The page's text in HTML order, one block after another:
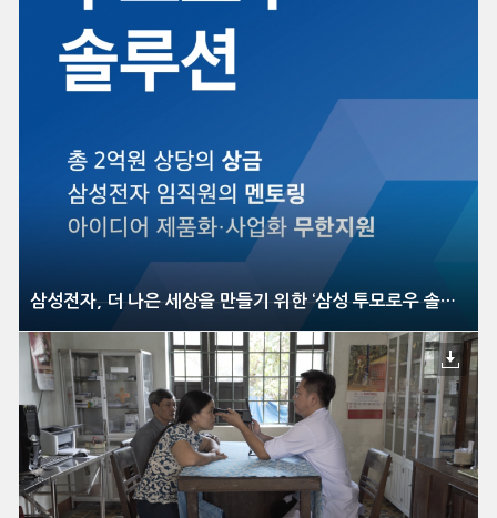
삼성전자, 더 나은 세상을 만들기 위한 ‘삼성 투모로우 솔루션’ 공모 시작